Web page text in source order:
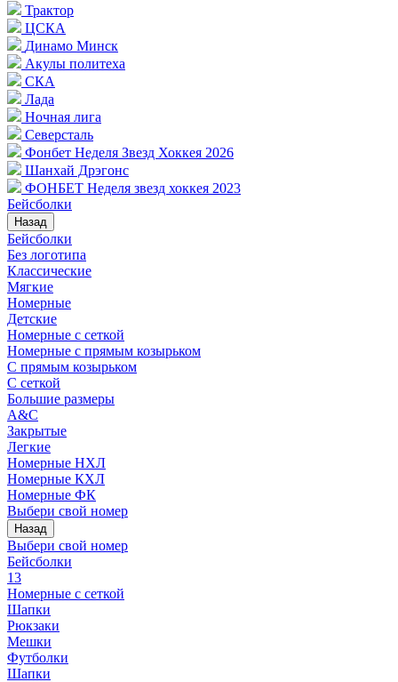
Трактор
ЦСКА
Динамо Минск
Акулы политеха
СКА
Лада
Ночная лига
Северсталь
Фонбет Неделя Звезд Хоккея 2026
Шанхай Дрэгонс
ФОНБЕТ Неделя звезд хоккея 2023
Бейсболки
Назад
Бейсболки
Без логотипа
Классические
Мягкие
Номерные
Детские
Номерные с сеткой
Номерные с прямым козырьком
С прямым козырьком
С сеткой
Большие размеры
A&C
Закрытые
Легкие
Номерные НХЛ
Номерные КХЛ
Номерные ФК
Выбери свой номер
Назад
Выбери свой номер
Бейсболки
13
Номерные с сеткой
Шапки
Рюкзаки
Мешки
Футболки
Шапки